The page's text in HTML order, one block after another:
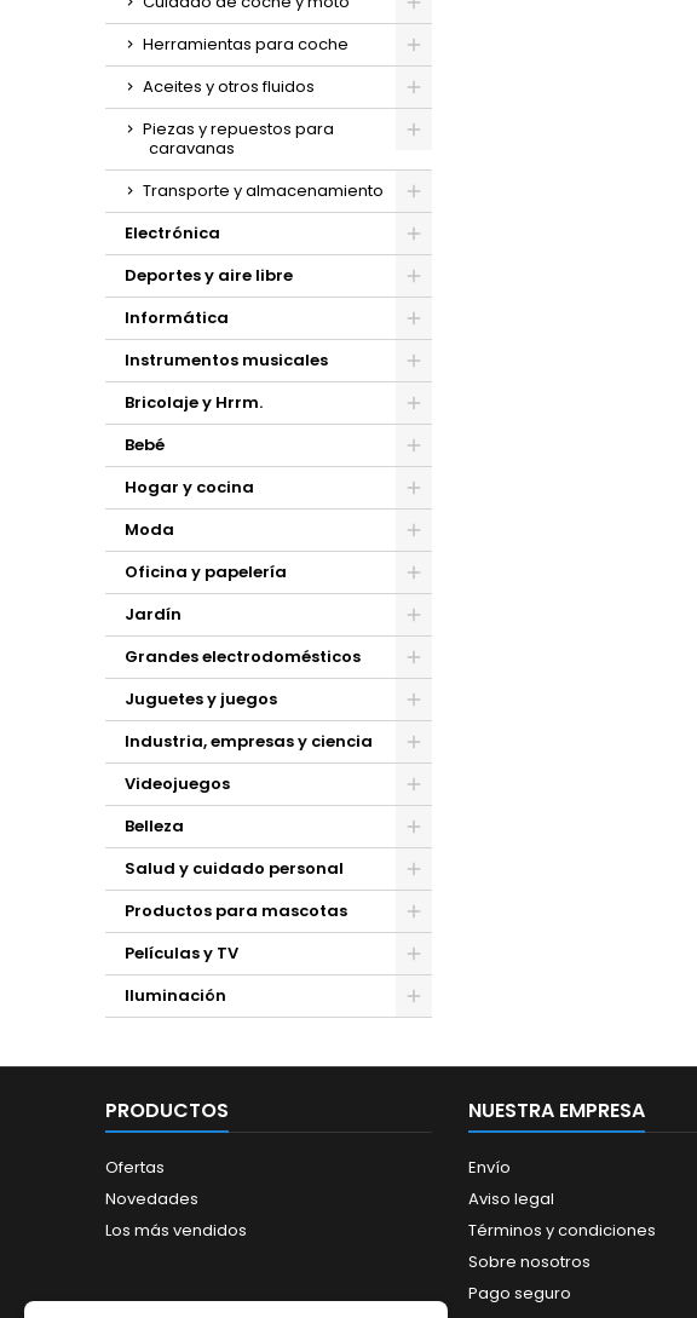
Herramientas para coche
Aceites y otros fluidos
Piezas y repuestos para
caravanas
Transporte y almacenamiento
Electrónica
Deportes y aire libre
Informática
Instrumentos musicales
Bricolaje y Hrrm.
Bebé
Hogar y cocina
Moda
Oficina y papelería
Jardín
Grandes electrodomésticos
Juguetes y juegos
Industria, empresas y ciencia
Videojuegos
Belleza
Salud y cuidado personal
Productos para mascotas
Películas y TV
Iluminación
PRODUCTOS
Ofertas
Novedades
Los más vendidos
NUESTRA EMPRESA
Envío
Aviso legal
Términos y condiciones
Sobre nosotros
Pago seguro